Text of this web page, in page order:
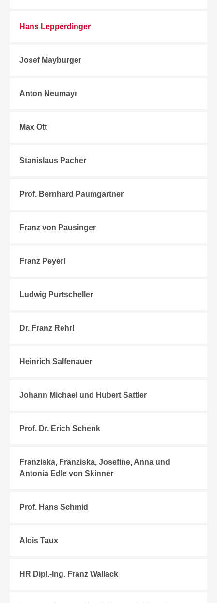
Hans Lepperdinger
Josef Mayburger
Anton Neumayr
Max Ott
Stanislaus Pacher
Prof. Bernhard Paumgartner
Franz von Pausinger
Franz Peyerl
Ludwig Purtscheller
Dr. Franz Rehrl
Heinrich Salfenauer
Johann Michael und Hubert Sattler
Prof. Dr. Erich Schenk
Franziska, Franziska, Josefine, Anna und
Antonia Edle von Skinner
Prof. Hans Schmid
Alois Taux
HR Dipl.-Ing. Franz Wallack